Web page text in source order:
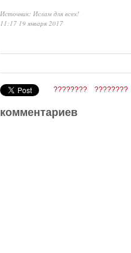
Источник: Ислам для всех!
11:17 19 января 2017
???????? ????????
комментариев